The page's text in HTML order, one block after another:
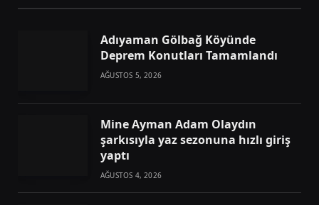
Adıyaman Gölbağ Köyünde
Deprem Konutları Tamamlandı
AĞUSTOS 5, 2026
Mine Ayman Adam Olaydın
şarkısıyla yaz sezonuna hızlı giriş
yaptı
AĞUSTOS 4, 2026